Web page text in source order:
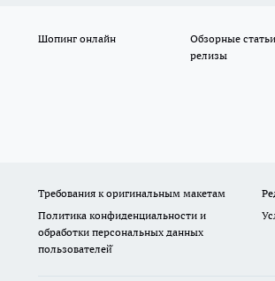
Шопинг онлайн
Обзорные
релизы
Требования к оригинальным макетам
Политика конфиденциальности и
обработки персональных данных
пользователей̆